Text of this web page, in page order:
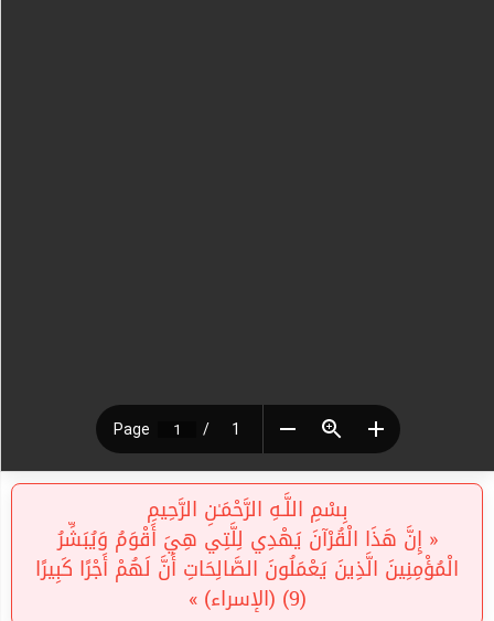
بِسْمِ اللَّـهِ الرَّحْمَـٰنِ الرَّحِيمِ
« إِنَّ هَذَا الْقُرْآنَ يَهْدِي لِلَّتِي هِيَ أَقْوَمُ وَيُبَشِّرُ
الْمُؤْمِنِينَ الَّذِينَ يَعْمَلُونَ الصَّالِحَاتِ أَنَّ لَهُمْ أَجْرًا كَبِيرًا
(9) (الإسراء) »